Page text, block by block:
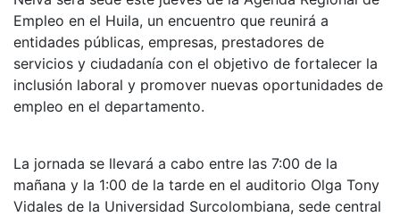
Empleo en el Huila, un encuentro que reunirá a
entidades públicas, empresas, prestadores de
servicios y ciudadanía con el objetivo de fortalecer la
inclusión laboral y promover nuevas oportunidades de
empleo en el departamento.
La jornada se llevará a cabo entre las 7:00 de la
mañana y la 1:00 de la tarde en el auditorio Olga Tony
Vidales de la Universidad Surcolombiana, sede central